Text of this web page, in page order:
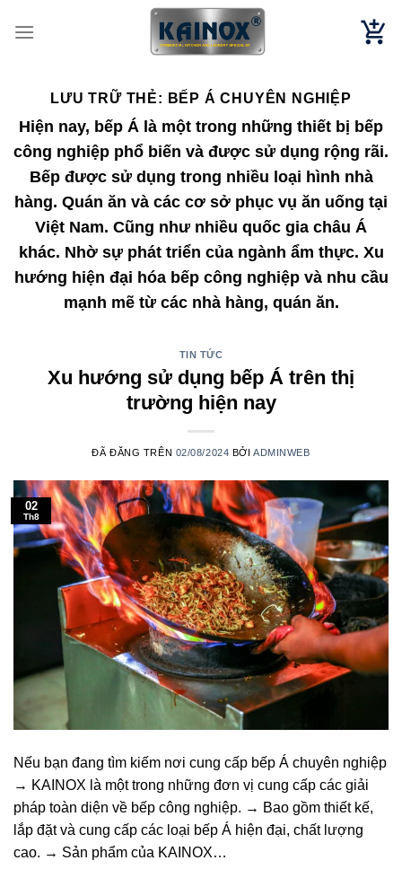
đến
LƯU TRỮ THẺ: BẾP Á CHUYÊN NGHIỆP
Hiện nay, bếp Á là một trong những thiết bị bếp
công nghiệp phổ biến và được sử dụng rộng rãi.
Bếp được sử dụng trong nhiều loại hình nhà
hàng. Quán ăn và các cơ sở phục vụ ăn uống tại
Việt Nam. Cũng như nhiều quốc gia châu Á
khác. Nhờ sự phát triển của ngành ẩm thực. Xu
hướng hiện đại hóa bếp công nghiệp và nhu cầu
mạnh mẽ từ các nhà hàng, quán ăn.
TIN TỨC
Xu hướng sử dụng bếp Á trên thị
trường hiện nay
ĐÃ ĐĂNG TRÊN 02/08/2024 BỞIADMINWEB
02
Th8
Nếu bạn đang tìm kiếm nơi cung cấp bếp Á chuyên nghiệp
→ KAINOX là một trong những đơn vị cung cấp các giải
pháp toàn diện về bếp công nghiệp. → Bao gồm thiết kế,
lắp đặt và cung cấp các loại bếp Á hiện đại, chất lượng
cao. → Sản phẩm của KAINOX…